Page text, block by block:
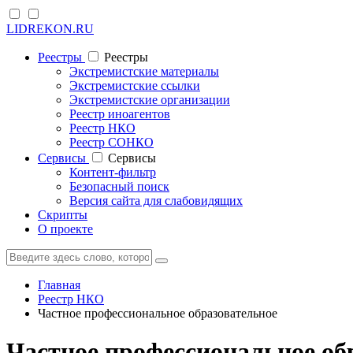
LIDREKON.RU
Реестры
Реестры
Экстремистские материалы
Экстремистские ссылки
Экстремистские организации
Реестр иноагентов
Реестр НКО
Реестр СОНКО
Cервисы
Cервисы
Контент-фильтр
Безопасный поиск
Версия сайта для слабовидящих
Скрипты
О проекте
Главная
Реестр НКО
Частное профессиональное образовательное